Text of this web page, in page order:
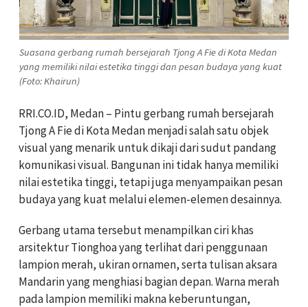
Suasana gerbang rumah bersejarah Tjong A Fie di Kota Medan
yang memiliki nilai estetika tinggi dan pesan budaya yang kuat
(Foto: Khairun)
RRI.CO.ID, Medan – Pintu gerbang rumah bersejarah
Tjong A Fie di Kota Medan menjadi salah satu objek
visual yang menarik untuk dikaji dari sudut pandang
komunikasi visual. Bangunan ini tidak hanya memiliki
nilai estetika tinggi, tetapi juga menyampaikan pesan
budaya yang kuat melalui elemen-elemen desainnya.
Gerbang utama tersebut menampilkan ciri khas
arsitektur Tionghoa yang terlihat dari penggunaan
lampion merah, ukiran ornamen, serta tulisan aksara
Mandarin yang menghiasi bagian depan. Warna merah
pada lampion memiliki makna keberuntungan,